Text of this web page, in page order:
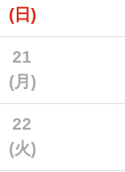
(日)
21
(月)
22
(火)